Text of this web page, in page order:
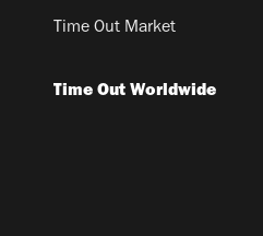
Time Out Market
Time Out Worldwide